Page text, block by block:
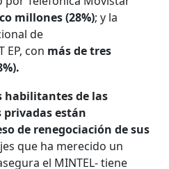
millones (28%); y la
de
EP, con más de tres
habilitan­tes de las
están
de renegociación de sus
que ha merecido un
el MINTEL- tie­ne